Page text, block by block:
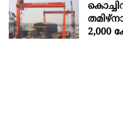
2,000